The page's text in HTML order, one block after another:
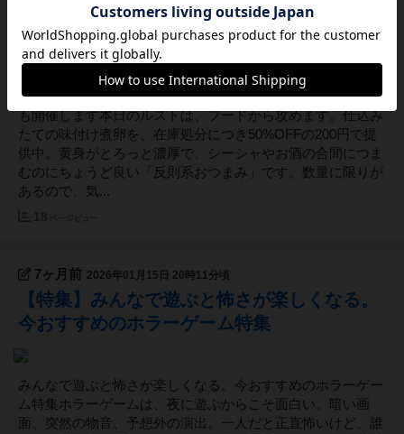
【イベント】煮卵50％オフセール中！明日は
人狼ゲーム会、相席ボドゲ会など
今日は“味付け煮卵”が主役。明日1/17（土）は人狼ゲーム会
も開催します本日のルストは、フードから攻めます。仕込み
たての味付け煮卵を、在庫処分につき50%OFFの200円で提
供中。黄身がとろっと濃厚で、シーシャやお酒の合間につま
むのにちょうど良い「反則系おつまみ」です。数量に限りが
あるので、気...
7ヶ月前 2026年01月15日 20時11分頃
【特集】みんなで遊ぶと怖さが楽しくなる。
今おすすめのホラーゲーム特集
みんなで遊ぶと怖さが楽しくなる。今おすすめのホラーゲー
ム特集ホラーゲームは、夜に遊ぶからこそ面白い。暗い画
面、突然の物音、予想外の演出。一人だと正直怖いけど、誰